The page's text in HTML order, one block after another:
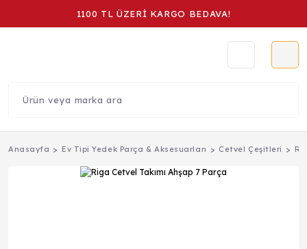
1100 TL ÜZERİ KARGO BEDAVA!
Anasayfa Ev Tipi Yedek Parça & Aksesuarları Cetvel Çeşitleri